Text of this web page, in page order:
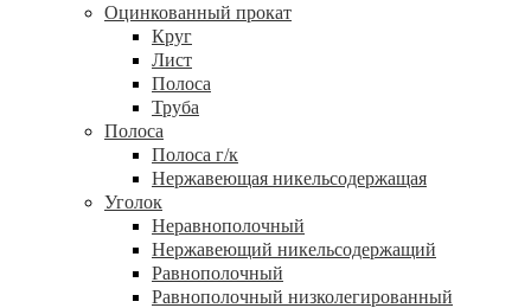
Оцинкованный прокат
Круг
Лист
Полоса
Труба
Полоса
Полоса г/к
Нержавеющая никельсодержащая
Уголок
Неравнополочный
Нержавеющий никельсодержащий
Равнополочный
Равнополочный низколегированный